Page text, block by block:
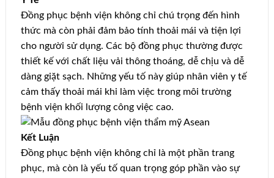
Đồng phục bệnh viện không chỉ chú trọng đến hình
thức mà còn phải đảm bảo tính thoải mái và tiện lợi
cho người sử dụng. Các bộ đồng phục thường được
thiết kế với chất liệu vải thông thoáng, dễ chịu và dễ
dàng giặt sạch. Những yếu tố này giúp nhân viên y tế
cảm thấy thoải mái khi làm việc trong môi trường
bệnh viện khối lượng công việc cao.
Kết Luận
Đồng phục bệnh viện không chỉ là một phần trang
phục, mà còn là yếu tố quan trọng góp phần vào sự